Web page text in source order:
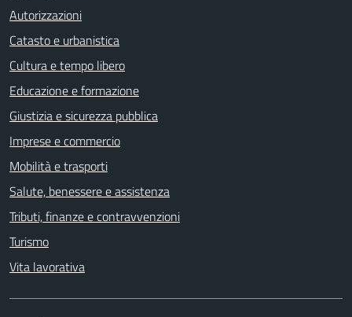
Autorizzazioni
Catasto e urbanistica
Cultura e tempo libero
Educazione e formazione
Giustizia e sicurezza pubblica
Imprese e commercio
Mobilità e trasporti
Salute, benessere e assistenza
Tributi, finanze e contravvenzioni
Turismo
Vita lavorativa